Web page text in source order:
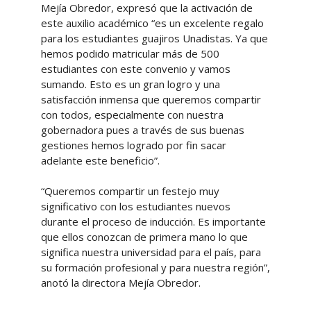
Mejía Obredor, expresó que la activación de
este auxilio académico “es un excelente regalo
para los estudiantes guajiros Unadistas. Ya que
hemos podido matricular más de 500
estudiantes con este convenio y vamos
sumando. Esto es un gran logro y una
satisfacción inmensa que queremos compartir
con todos, especialmente con nuestra
gobernadora pues a través de sus buenas
gestiones hemos logrado por fin sacar
adelante este beneficio”.
“Queremos compartir un festejo muy
significativo con los estudiantes nuevos
durante el proceso de inducción. Es importante
que ellos conozcan de primera mano lo que
significa nuestra universidad para el país, para
su formación profesional y para nuestra región”,
anotó la directora Mejía Obredor.